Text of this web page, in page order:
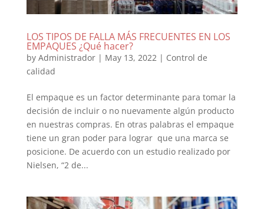
LOS TIPOS DE FALLA MÁS FRECUENTES EN LOS
EMPAQUES ¿Qué hacer?
by Administrador| May 13, 2022| Control de
calidad
El empaque es un factor determinante para tomar la
decisión de incluir o no nuevamente algún producto
en nuestras compras. En otras palabras el empaque
tiene un gran poder para lograr que una marca se
posicione. De acuerdo con un estudio realizado por
Nielsen, “2 de...